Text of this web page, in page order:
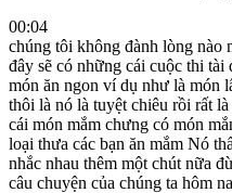
00:04
chúng tôi không đành lòng nào
đây sẽ có những cái cuộc thi tài
món ăn ngon ví dụ như là món
thôi là nó là tuyệt chiêu rồi rất
cái món mắm chưng có món
loại thưa các bạn ăn mắm Nó
nhắc nhau thêm một chút nữa
câu chuyện của chúng ta hôm